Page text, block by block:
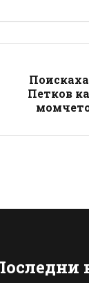
Петков